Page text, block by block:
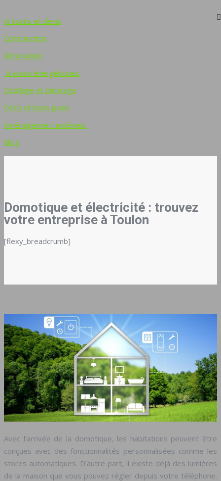
Artisans et devis
Construction
Rénovation
Travaux énergétiques
Outillage et bricolage
Déco et bons plans
Aménagement extérieur
Blog
Domotique et électricité : trouvez
votre entreprise à Toulon
[flexy_breadcrumb]
Avec l’arrivée de la domotique, les habitations peuvent être
conçues avec des fonctionnalités personnalisées comme les
stores automatiques. D’autre part, il existe déjà des lumières
de la maison que vous pouvez régler depuis votre téléphone.